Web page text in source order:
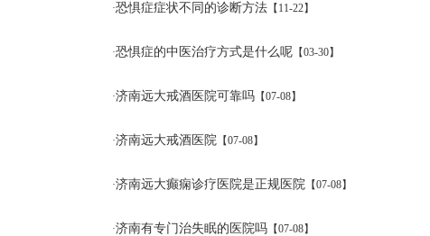
·恐惧症症状不同的诊断方法 【11-22】
·恐惧症的中医治疗方式是什么呢 【03-30】
·济南远大戒酒医院可靠吗 【07-08】
·济南远大戒酒医院 【07-08】
·济南远大癫痫诊疗医院是正规医院 【07-08】
·济南有专门治失眠的医院吗 【07-08】